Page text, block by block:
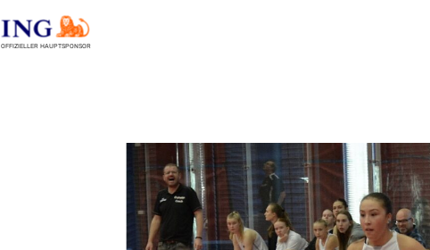
OFFIZIELLER HAUPTSPONSOR